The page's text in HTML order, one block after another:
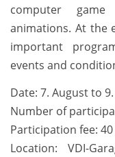
computer
animations. At the
important
events and
Date: 7. August to
Number of
Participation fee: 40
Location: VDI-